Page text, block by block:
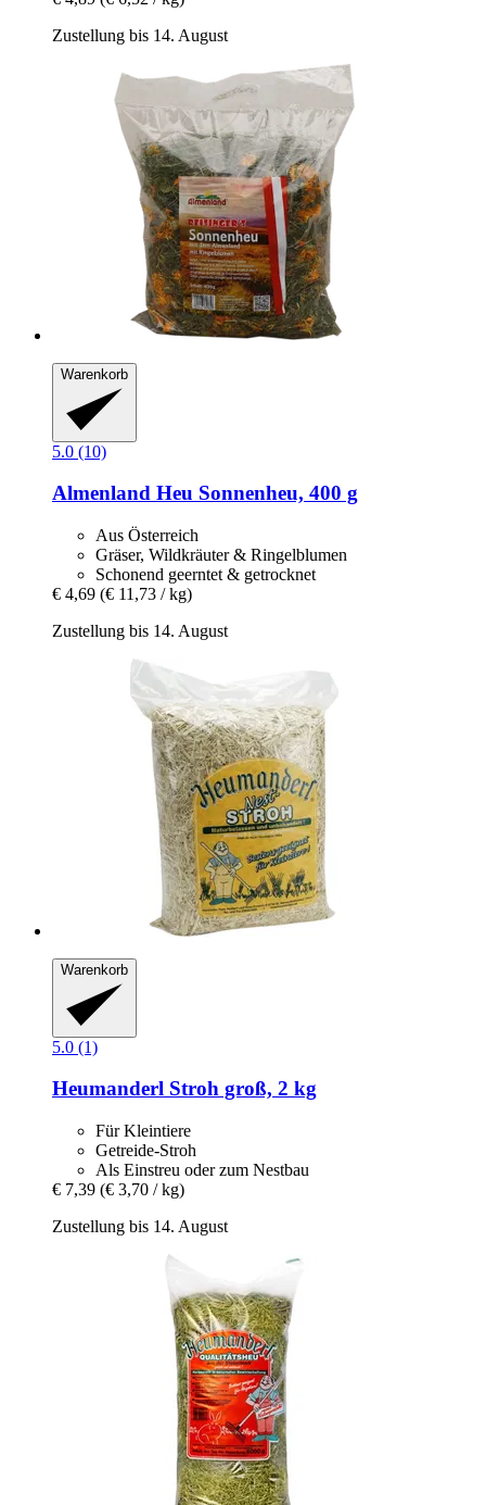
Zustellung bis 14. August
Warenkorb
5.0 (10)
Almenland Heu Sonnenheu, 400 g
Aus Österreich
Gräser, Wildkräuter & Ringelblumen
Schonend geerntet & getrocknet
€ 4,69 (€ 11,73 / kg)
Zustellung bis 14. August
Warenkorb
5.0 (1)
Heumanderl Stroh groß, 2 kg
Für Kleintiere
Getreide-Stroh
Als Einstreu oder zum Nestbau
€ 7,39 (€ 3,70 / kg)
Zustellung bis 14. August